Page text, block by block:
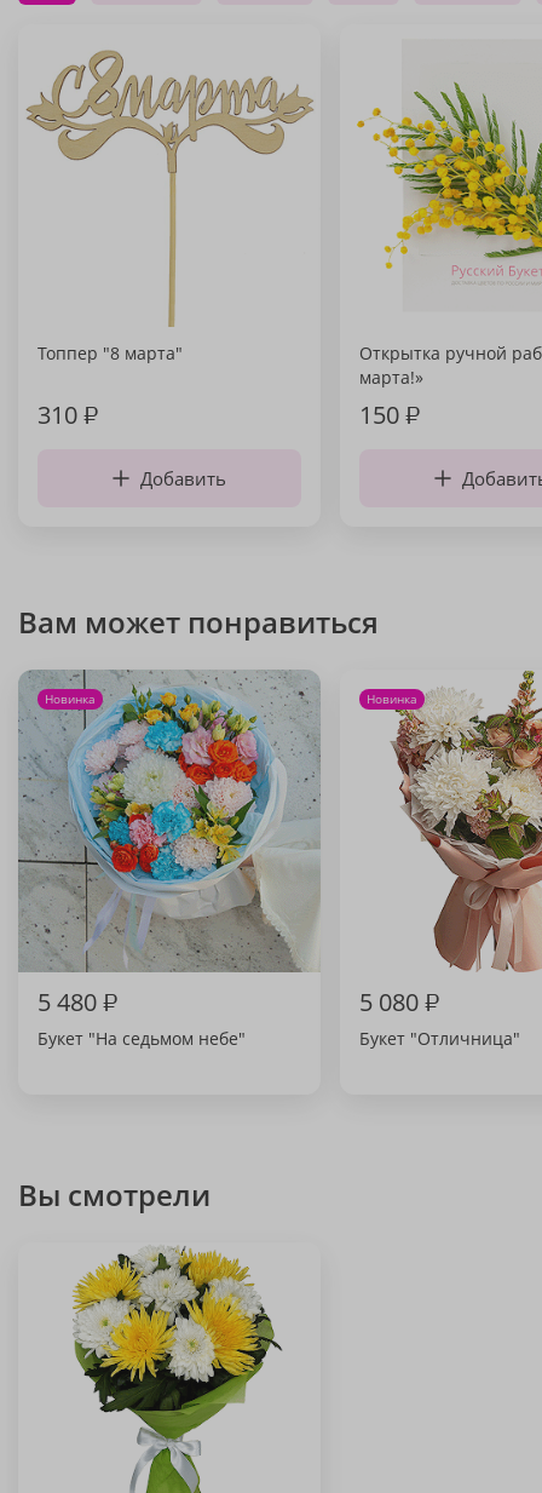
Топпер "8 марта"
310₽
Добавить
Открытка ручной
марта!»
150₽
Вам может понравиться
Новинка
5 480₽
Букет "На седьмом небе"
Новинка
5 080₽
Букет "Отличница"
Вы смотрели